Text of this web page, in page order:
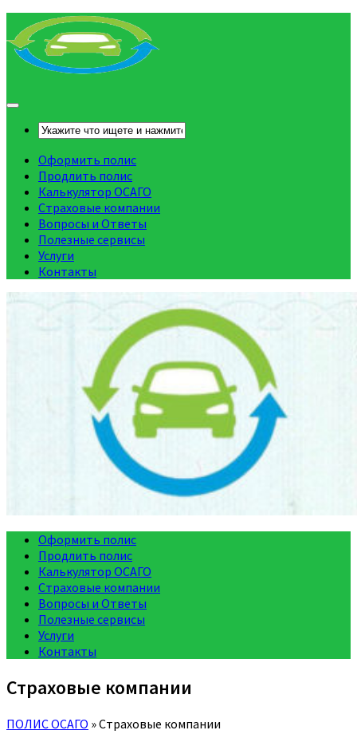
Оформить полис
Продлить полис
Калькулятор ОСАГО
Страховые компании
Вопросы и Ответы
Полезные сервисы
Услуги
Контакты
Оформить полис
Продлить полис
Калькулятор ОСАГО
Страховые компании
Вопросы и Ответы
Полезные сервисы
Услуги
Контакты
Страховые компании
ПОЛИС ОСАГО »Страховые компании